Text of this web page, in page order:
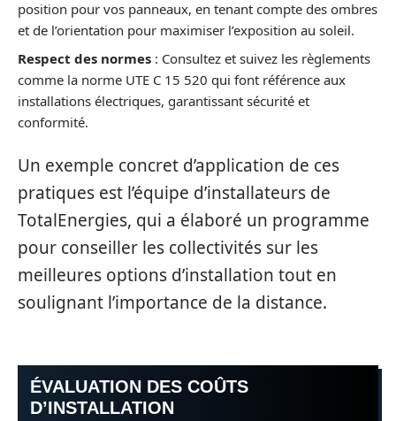
position pour vos panneaux, en tenant compte des ombres
et de l’orientation pour maximiser l’exposition au soleil.
Respect des normes : Consultez et suivez les règlements
comme la norme UTE C 15 520 qui font référence aux
installations électriques, garantissant sécurité et
conformité.
Un exemple concret d’application de ces
pratiques est l’équipe d’installateurs de
TotalEnergies, qui a élaboré un programme
pour conseiller les collectivités sur les
meilleures options d’installation tout en
soulignant l’importance de la distance.
ÉVALUATION DES COÛTS
D’INSTALLATION